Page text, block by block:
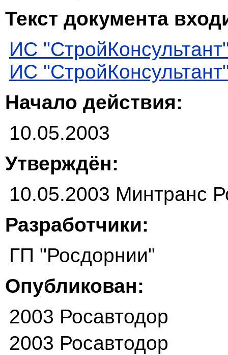
Текст документа
ИС
ИС
Начало действия:
10.05.2003
Утверждён:
10.05.2003 Минтранс
Разработчики:
ГП "Росдорнии"
Опубликован:
2003 Росавтодор
2003 Росавтодор